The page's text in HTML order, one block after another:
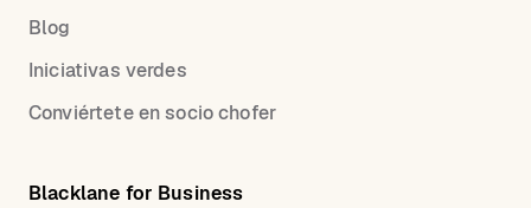
Blog
Iniciativas verdes
Conviértete en socio chofer
Blacklane for Business